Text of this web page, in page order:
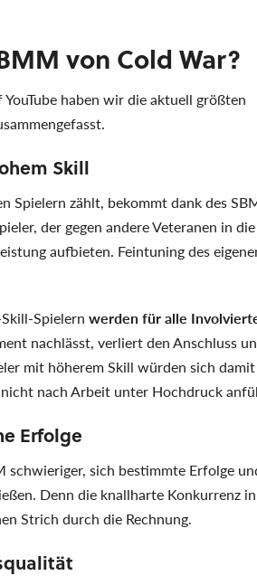
von Cold War?
haben wir die aktuell größten
Skill
Spielern zählt, bekommt dank des
der gegen andere Veteranen in die
aufbieten. Feintuning des
Spielern werden für alle
nachlässt, verliert den Anschluss
mit höherem Skill würden sich damit
nach Arbeit unter Hochdruck
Erfolge
sich bestimmte Erfolge
Denn die knallharte Konkurrenz in
Strich durch die Rechnung.